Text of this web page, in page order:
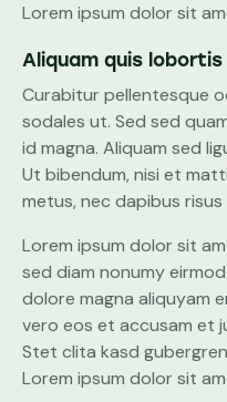
Lorem ipsum dolor sit
Aliquam quis lobortis
Curabitur pellentesque
sodales ut. Sed sed
id magna. Aliquam sed
Ut bibendum, nisi et
metus, nec dapibus
Lorem ipsum dolor sit
sed diam nonumy
dolore magna aliquyam
vero eos et accusam et
Stet clita kasd
Lorem ipsum dolor sit